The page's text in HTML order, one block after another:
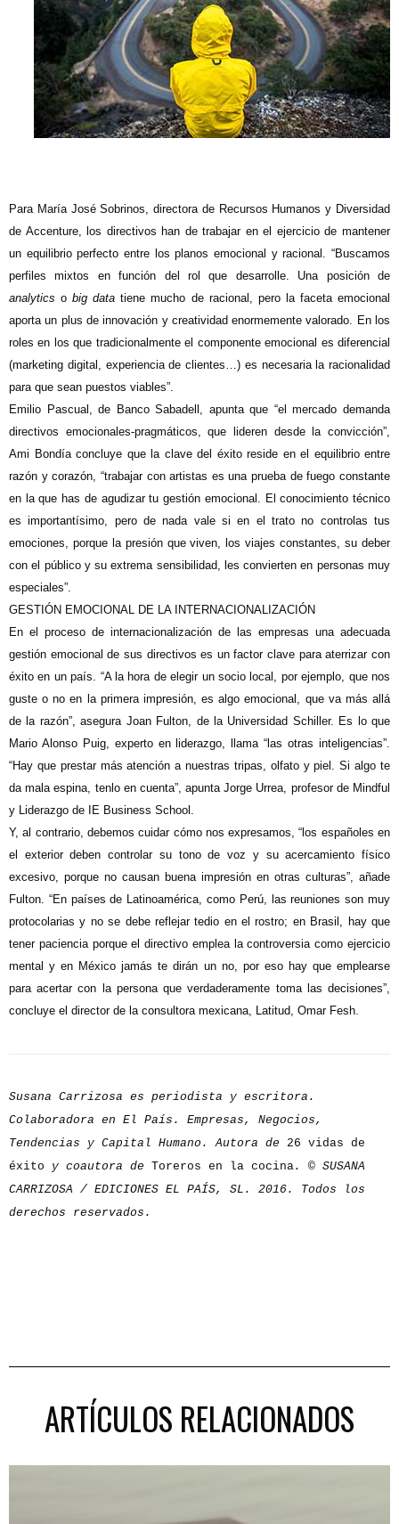
Para María José Sobrinos, directora de Recursos Humanos y Diversidad
de Accenture, los directivos han de trabajar en el ejercicio de mantener
un equilibrio perfecto entre los planos emocional y racional. “Buscamos
perfiles mixtos en función del rol que desarrolle. Una posición de
analytics obig data tiene mucho de racional, pero la faceta emocional
aporta un plus de innovación y creatividad enormemente valorado. En los
roles en los que tradicionalmente el componente emocional es diferencial
(marketing digital, experiencia de clientes…) es necesaria la racionalidad
para que sean puestos viables”.
Emilio Pascual, de Banco Sabadell, apunta que “el mercado demanda
directivos emocionales-pragmáticos, que lideren desde la convicción”,
Ami Bondía concluye que la clave del éxito reside en el equilibrio entre
razón y corazón, “trabajar con artistas es una prueba de fuego constante
en la que has de agudizar tu gestión emocional. El conocimiento técnico
es importantísimo, pero de nada vale si en el trato no controlas tus
emociones, porque la presión que viven, los viajes constantes, su deber
con el público y su extrema sensibilidad, les convierten en personas muy
especiales”.
GESTIÓN EMOCIONAL DE LA INTERNACIONALIZACIÓN
En el proceso de internacionalización de las empresas una adecuada
gestión emocional de sus directivos es un factor clave para aterrizar con
éxito en un país. “A la hora de elegir un socio local, por ejemplo, que nos
guste o no en la primera impresión, es algo emocional, que va más allá
de la razón”, asegura Joan Fulton, de la Universidad Schiller. Es lo que
Mario Alonso Puig, experto en liderazgo, llama “las otras inteligencias”.
“Hay que prestar más atención a nuestras tripas, olfato y piel. Si algo te
da mala espina, tenlo en cuenta”, apunta Jorge Urrea, profesor de Mindful
y Liderazgo de IE Business School.
Y, al contrario, debemos cuidar cómo nos expresamos, “los españoles en
el exterior deben controlar su tono de voz y su acercamiento físico
excesivo, porque no causan buena impresión en otras culturas”, añade
Fulton. “En países de Latinoamérica, como Perú, las reuniones son muy
protocolarias y no se debe reflejar tedio en el rostro; en Brasil, hay que
tener paciencia porque el directivo emplea la controversia como ejercicio
mental y en México jamás te dirán un no, por eso hay que emplearse
para acertar con la persona que verdaderamente toma las decisiones”,
concluye el director de la consultora mexicana, Latitud, Omar Fesh.
Susana Carrizosa es periodista y escritora.
Colaboradora en El País. Empresas, Negocios,
Tendencias y Capital Humano. Autora de 26 vidas de
éxito y coautora de Toreros en la cocina. © SUSANA
CARRIZOSA / EDICIONES EL PAÍS, SL. 2016. Todos los
derechos reservados.
ARTÍCULOS RELACIONADOS